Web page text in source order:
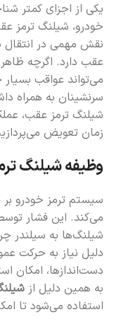
یکی از اجزای کمتر
خودرو، شیلنگ ترمز
نقش مهمی در انتقال
عقب دارد. اگرچه
می‌تواند عواقب
سرنشینان به همراه
شیلنگ ترمز عقب،
زمان تعویض
وظیفه شیلنگ
سیستم ترمز خودرو بر
می‌کند. این فشار
شیلنگ‌ها به سیلندر
دلیل نیاز به حرکت
دست‌اندازها، امکان
به همین دلیل از
استفاده می‌شود تا